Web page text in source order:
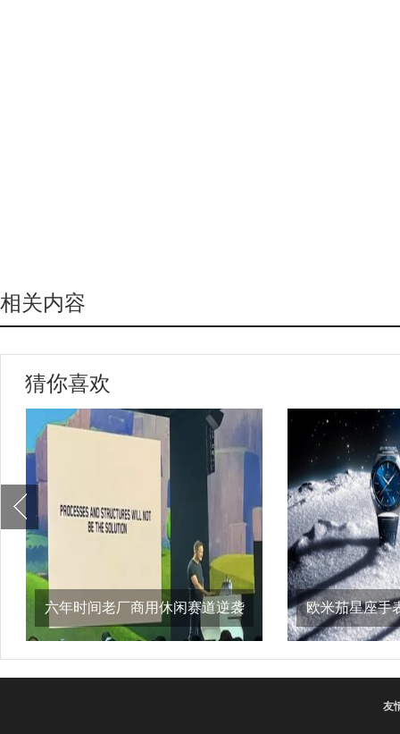
相关内容
猜你喜欢
六年时间老厂商用休闲赛道逆袭
上线3周赚2
欧米茄星座手
友